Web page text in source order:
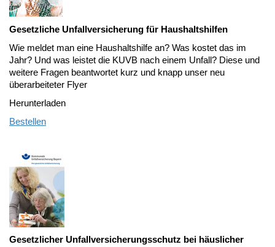
Gesetzliche Unfallversicherung für Haushaltshilfen
Wie meldet man eine Haushaltshilfe an? Was kostet das im
Jahr? Und was leistet die KUVB nach einem Unfall? Diese und
weitere Fragen beantwortet kurz und knapp unser neu
überarbeiteter Flyer
Herunterladen
Bestellen
Gesetzlicher Unfallversicherungsschutz bei häuslicher